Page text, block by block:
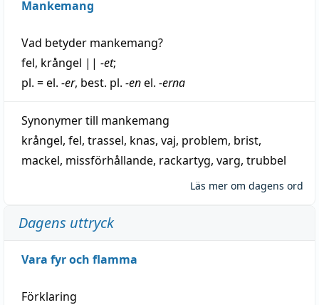
Mankemang
Vad betyder mankemang?
fel, krångel || -et;
pl. = el. -er, best. pl. -enel. -erna
Synonymer till mankemang
krångel, fel, trassel, knas, vaj, problem, brist,
mackel, missförhållande, rackartyg, varg, trubbel
Läs mer om dagens ord
Dagens uttryck
Vara fyr och flamma
Förklaring